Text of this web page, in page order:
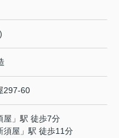
297-60
屋 」駅 徒歩7分
須屋 」駅 徒歩11分